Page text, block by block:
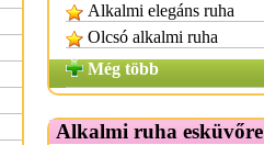
Alkalmi elegáns ruha
Olcsó alkalmi ruha
Még több
Alkalmi ruha esküvőre